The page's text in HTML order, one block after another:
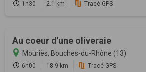
1h30 2.1 km Tracé GPS
Au coeur d'une oliveraie
Mouriès, Bouches-du-Rhône (13)
6h00 18.9 km Tracé GPS